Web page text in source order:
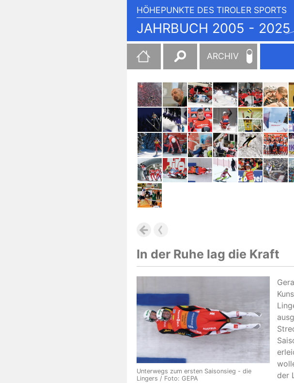
HÖHEPUNKTE DES TIROLER SPORTS
JAHRBUCH 2005 - 2025
Suchen
nach:
ARCHIV
In der Ruhe lag die Kraft
Unterwegs zum ersten Saisonsieg - die
Lingers / Foto: GEPA
der